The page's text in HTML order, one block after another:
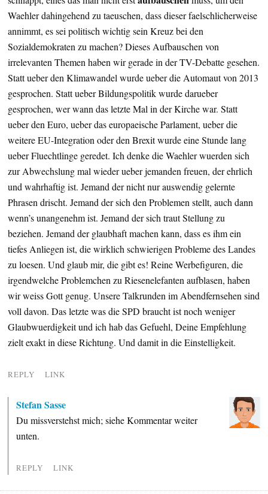
Waehler dahingehend zu taeuschen, dass dieser faelschlicherweise
annimmt, es sei politisch wichtig sein Kreuz bei den
Sozialdemokraten zu machen? Dieses Aufbauschen von
irrelevanten Themen haben wir gerade in der TV-Debatte gesehen.
Statt ueber den Klimawandel wurde ueber die Automaut von 2013
gesprochen. Statt ueber Bildungspolitik wurde darueber
gesprochen, wer wann das letzte Mal in der Kirche war. Statt
ueber den Euro, ueber das europaeische Parlament, ueber die
weitere EU-Integration oder den Brexit wurde eine Stunde lang
ueber Fluechtlinge geredet. Ich denke die Waehler wuerden sich
zur Abwechslung mal wieder ueber jemanden freuen, der ehrlich
und wahrhaftig ist. Jemand der nicht nur auswendig gelernte
Phrasen drischt. Jemand der sich den Problemen stellt, auch dann
wenn’s unangenehm ist. Jemand der sich traut Stellung zu
beziehen. Jemand der glaubhaft machen kann, dass es ihm ein
tiefes Anliegen ist, die wirklich schwierigen Probleme des Landes
zu loesen. Und glaub mir, die gibt es! Reine Werbefiguren, die
irgendwelche Problemchen zu Riesenelefanten aufblasen, haben
wir weiss Gott genug. Unsere Talkrunden im Abendfernsehen sind
voll davon. Das letzte was die SPD braucht ist noch weniger
Glaubwuerdigkeit und ich hab das Gefuehl, Deine Empfehlung
zielt exakt in diese Richtung. Und damit in die Einstelligkeit.
REPLY LINK
Stefan Sasse
Du missverstehst mich; siehe Kommentar weiter
unten.
REPLY LINK